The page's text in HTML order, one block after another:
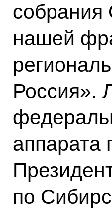
собрания
нашей
Россия».
аппарата
по